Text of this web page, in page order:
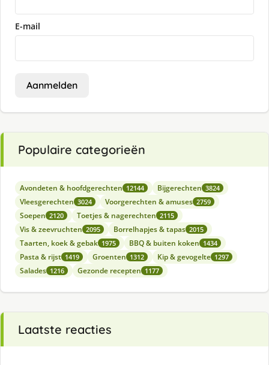
E-mail
Aanmelden
Populaire categorieën
Avondeten & hoofdgerechten 12144 Bijgerechten 3824
Vleesgerechten 3024 Voorgerechten & amuses 2759
Soepen 2120 Toetjes & nagerechten 2115
Vis & zeevruchten 2095 Borrelhapjes & tapas 2015
Taarten, koek & gebak 1975 BBQ & buiten koken 1434
Pasta & rijst 1419 Groenten 1312 Kip & gevogelte 1297
Salades 1216 Gezonde recepten 1177
Laatste reacties